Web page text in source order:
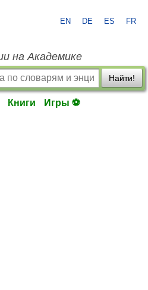
EN DE ES FR
на Академике
Найти!
Книги Игры ⚽